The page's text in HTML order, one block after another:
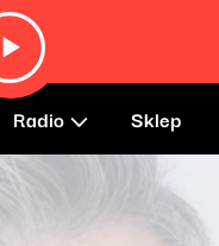
Radio Sklep